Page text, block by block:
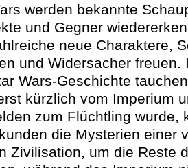
werden bekannte
und Gegner
neue Charaktere,
und Widersacher freuen.
Wars-Geschichte
kürzlich vom Imperium
zum Flüchtling wurde,
die Mysterien einer
Zivilisation, um die Reste